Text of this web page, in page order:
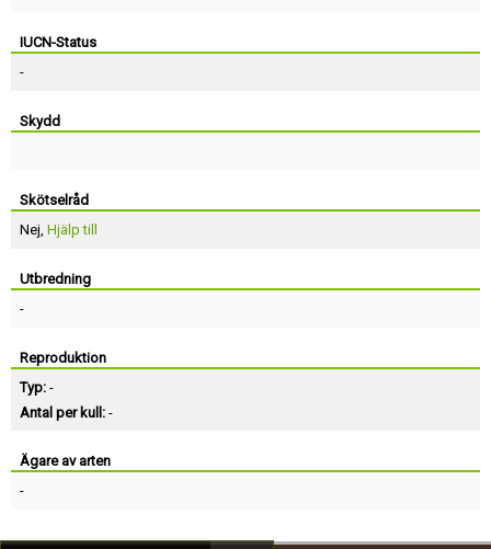
IUCN-Status
-
Skydd
Skötselråd
Nej, Hjälp till
Utbredning
-
Reproduktion
Typ: -
Antal per kull: -
Ägare av arten
-